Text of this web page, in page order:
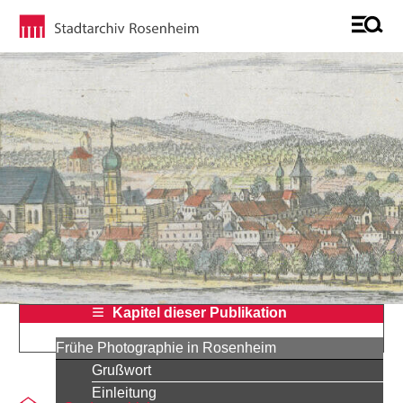
Kapitel dieser Publikation
Frühe Photographie in Rosenheim
Grußwort
Einleitung
Sie befinden sich auf der Seite "Atelier Frühlingstraße 13"